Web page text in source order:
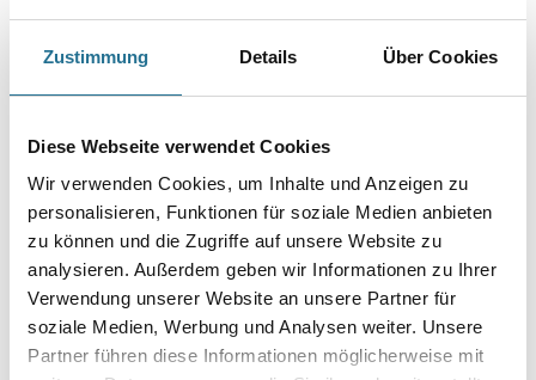
Zustimmung Details Über Cookies
Diese Webseite verwendet Cookies
Wir verwenden Cookies, um Inhalte und Anzeigen zu
personalisieren, Funktionen für soziale Medien anbieten
zu können und die Zugriffe auf unsere Website zu
analysieren. Außerdem geben wir Informationen zu Ihrer
Verwendung unserer Website an unsere Partner für
soziale Medien, Werbung und Analysen weiter. Unsere
Partner führen diese Informationen möglicherweise mit
#F7826122
Art-Nr.: 4040-002380
Breite in millimeter
Durchmesser in millimeter
Umrechnungsfaktoren